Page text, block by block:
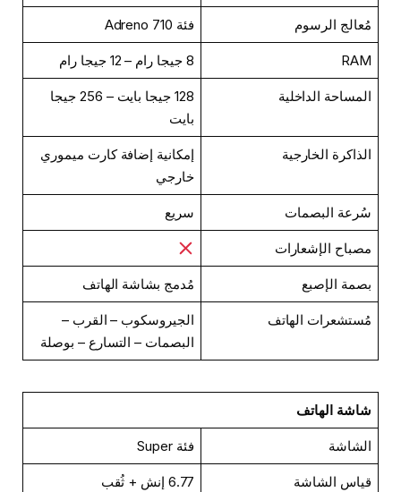
مُعالج الرسوم فئة Adreno 710
RAM 8 جيجا رام – 12 جيجا رام
المساحة الداخلية
128 جيجا بايت – 256 جيجا
بايت
الذاكرة الخارجية
إمكانية إضافة كارت ميموري
خارجي
سُرعة البصمات سريع
مصباح الإشعارات
بصمة الإصبع مُدمج بشاشة الهاتف
مُستشعرات الهاتف
الجيروسكوب – القرب –
البصمات – التسارع – بوصلة
شاشة الهاتف
الشاشة فئة Super
قياس الشاشة 6.77 إنش + ثُقب